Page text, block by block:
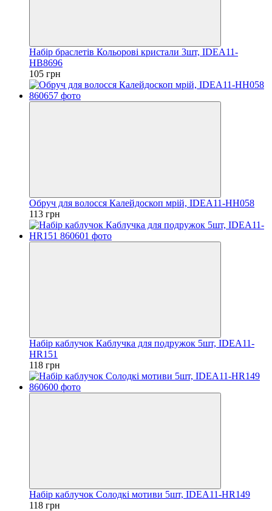
Набір браслетів Кольорові кристали 3шт, IDEA11-
HB8696
105 грн
Обруч для волосся Калейдоскоп мрій, IDEA11-HH058
113 грн
Набір каблучок Каблучка для подружок 5шт, IDEA11-
HR151
118 грн
Набір каблучок Солодкі мотиви 5шт, IDEA11-HR149
118 грн